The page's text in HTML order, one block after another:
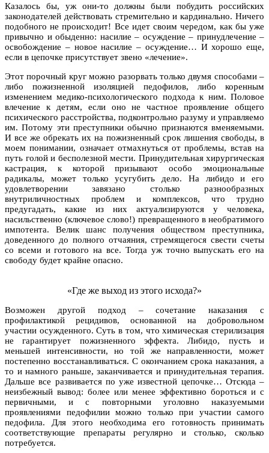
Казалось бы, уж они-то должны были побудить российских
законодателей действовать стремительно и кардинально. Ничего
подобного не происходит! Все идет своим чередом, как бы уже
привычно и обыденно: насилие – осуждение – принудлечение –
освобождение – новое насилие – осуждение… И хорошо еще,
если в цепочке присутствует звено «лечение».
Этот порочный круг можно разорвать только двумя способами –
либо пожизненной изоляцией педофилов, либо коренным
изменением медико-психологического подхода к ним. Половое
влечение к детям, если оно не частное проявление общего
психического расстройства, подконтрольно разуму и управляемо
им. Потому эти преступники обычно признаются вменяемыми.
И все же обрекать их на пожизненный срок лишения свободы, в
моем понимании, означает отмахнуться от проблемы, встав на
путь голой и бесполезной мести. Принудительная хирургическая
кастрация, к которой призывают особо эмоциональные
радикалы, может только усугубить дело. На либидо и его
удовлетворении завязано столько разнообразных
внутриличностных проблем и комплексов, что трудно
предугадать, какие из них актуализируются у человека,
насильственно (ключевое слово!) превращенного в необратимого
импотента. Велик шанс получения обществом преступника,
доведенного до полного отчаяния, стремящегося свести счеты
со всеми и готового на все. Тогда уж точно выпускать его на
свободу будет крайне опасно.
«Где же выход из этого исхода?»
Возможен другой подход – сочетание наказания с
профилактикой рецидивов, основанной на добровольном
участии осужденного. Суть в том, что химическая стерилизация
не гарантирует пожизненного эффекта. Либидо, пусть и
меньшей интенсивности, но той же направленности, может
постепенно восстанавливаться. С окончанием срока наказания, а
то и намного раньше, заканчивается и принудительная терапия.
Дальше все развивается по уже известной цепочке… Отсюда –
неизбежный вывод: более или менее эффективно бороться и с
первичными, и с повторными уголовно наказуемыми
проявлениями педофилии можно только при участии самого
педофила. Для этого необходима его готовность принимать
соответствующие препараты регулярно и столько, сколько
потребуется.